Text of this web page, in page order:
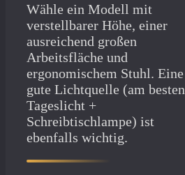
Wähle ein Modell mit
verstellbarer Höhe, einer
ausreichend großen
Arbeitsfläche und
ergonomischem Stuhl. Eine
gute Lichtquelle (am besten
Tageslicht +
Schreibtischlampe) ist
ebenfalls wichtig.